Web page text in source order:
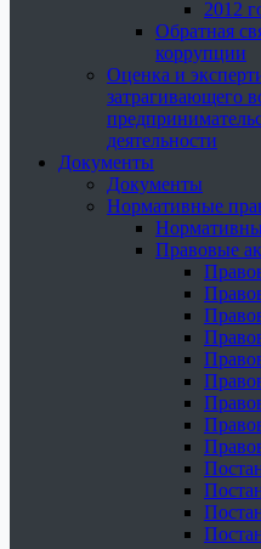
2012
Обратная
коррупции
Оценка и
затрагивающего
деятельности
Документы
Документы
Нормативные
Правовые